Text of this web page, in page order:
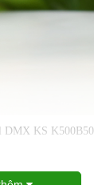
DMX KS K500B50